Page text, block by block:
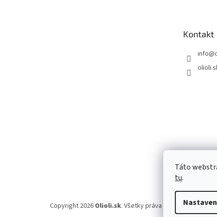
Táto
tu.
Kontakt
info@
Copyright 2026 Olioli.sk. Všetky práva vyhradené.